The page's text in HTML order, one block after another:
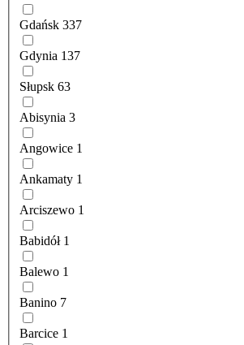
Gdańsk 337
Gdynia 137
Słupsk 63
Abisynia 3
Angowice 1
Ankamaty 1
Arciszewo 1
Babidół 1
Balewo 1
Banino 7
Barcice 1